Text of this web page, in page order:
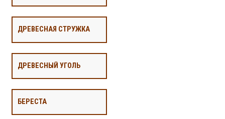
ДРЕВЕСНАЯ СТРУЖКА
ДРЕВЕСНЫЙ УГОЛЬ
БЕРЕСТА